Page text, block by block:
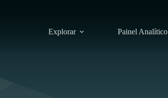
Explorar Painel Analítico